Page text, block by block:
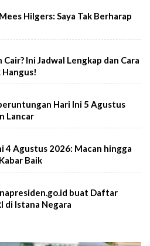
Hilgers: Saya Tak Berharap
Cair? Ini Jadwal Lengkap dan Cara
Hangus!
Hari Ini 5 Agustus
Lancar
4 Agustus 2026: Macan hingga
Baik
buat Daftar
di Istana Negara